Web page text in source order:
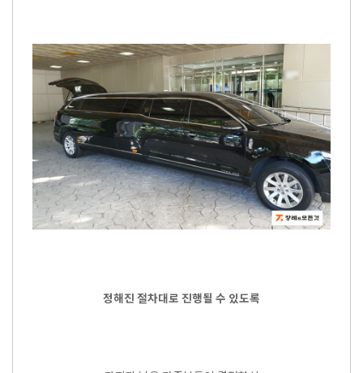
정해진 절차대로 진행될 수 있도록